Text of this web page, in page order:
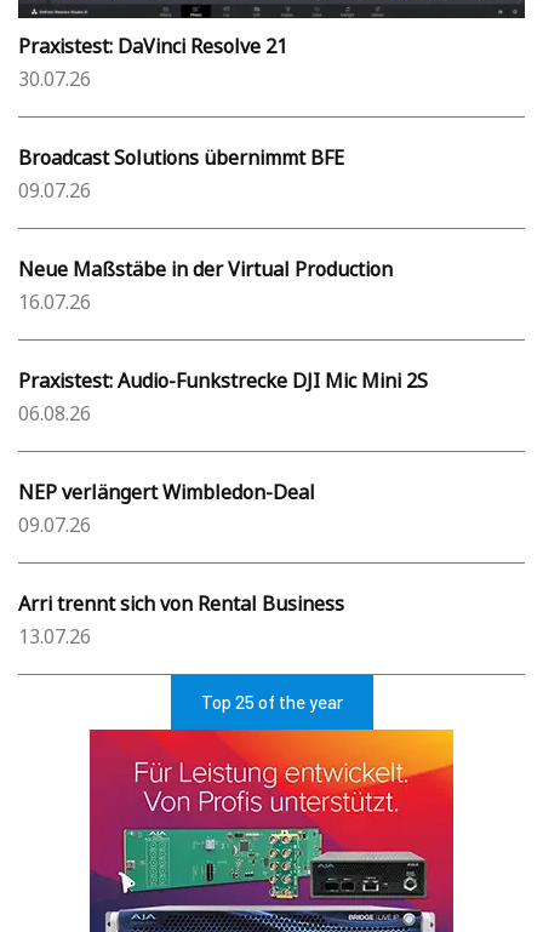
Praxistest: DaVinci Resolve 21
30.07.26
Broadcast Solutions übernimmt BFE
09.07.26
Neue Maßstäbe in der Virtual Production
16.07.26
Praxistest: Audio-Funkstrecke DJI Mic Mini 2S
06.08.26
NEP verlängert Wimbledon-Deal
09.07.26
Arri trennt sich von Rental Business
13.07.26
Top 25 of the year